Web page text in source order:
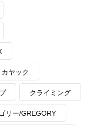
カヤック
クライミング
リー/GREGORY